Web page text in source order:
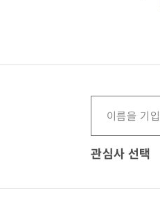
관심사 선택